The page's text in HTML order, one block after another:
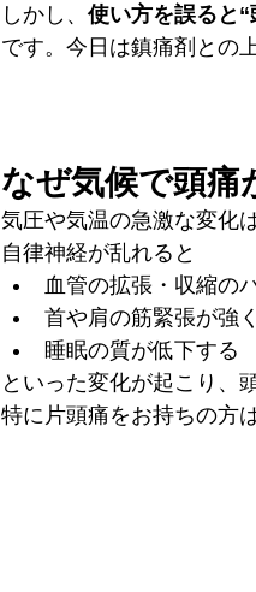
しかし、 使い方を誤ると
です。今日は鎮痛剤との
なぜ気候で頭痛
気圧や気温の急激な変化
自律神経が乱れると
血管の拡張・収縮の
首や肩の筋緊張が強
睡眠の質が低下する
といった変化が起こり、
特に片頭痛をお持ちの方